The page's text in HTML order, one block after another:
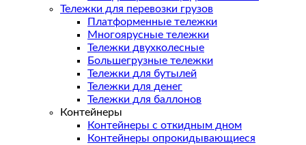
Тележки для перевозки грузов
Платформенные тележки
Многоярусные тележки
Тележки двухколесные
Большегрузные тележки
Тележки для бутылей
Тележки для денег
Тележки для баллонов
Контейнеры
Контейнеры с откидным дном
Контейнеры опрокидывающиеся